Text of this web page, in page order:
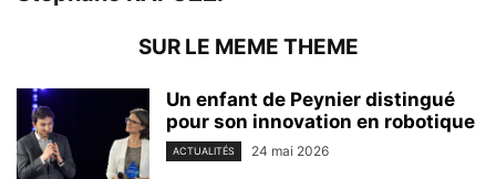
SUR LE MEME THEME
Un enfant de Peynier distingué
pour son innovation en robotique
ACTUALITÉS 24 mai 2026